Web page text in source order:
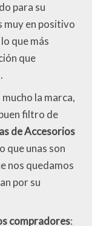
para su
muy en positivo
que más
que
la marca,
filtro de
de Accesorios
que unas son
nos quedamos
por su
compradores: